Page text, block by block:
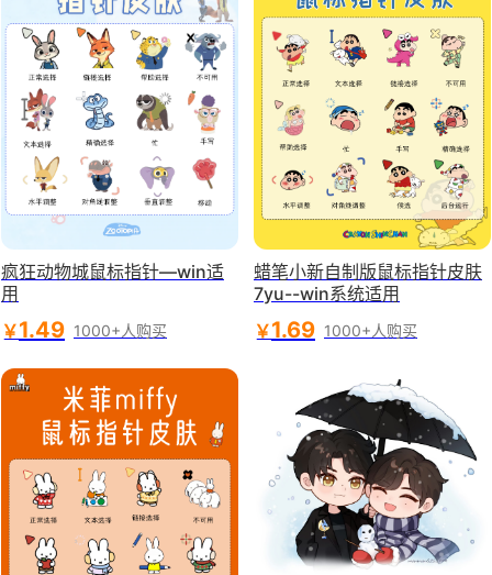
疯狂动物城鼠标指针—win适
用
￥1.49 1000+人购买
蜡笔小新自制版鼠标指针皮肤
7yu--win系统适用
￥1.69 1000+人购买